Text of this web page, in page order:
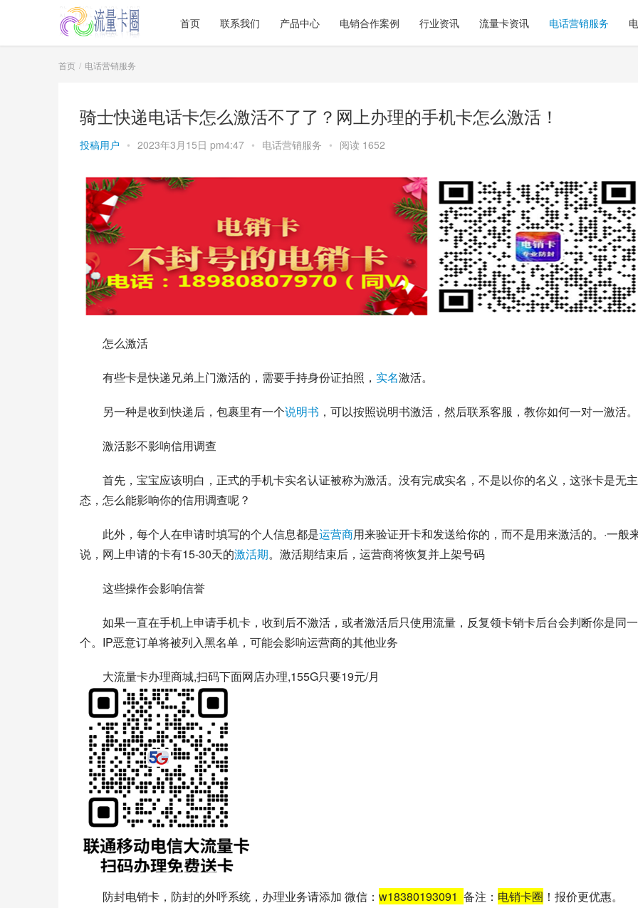
首页 联系我们 产品中心 电销合作案例 行业资讯 流量卡资讯 电话营销服务
首页 电话营销服务
骑士快递电话卡怎么激活不了了？网上办理的手机卡怎么激活！
投稿用户 • 2023年3月15日 pm4:47 • 电话营销服务 • 阅读 1652
怎么激活
有些卡是快递兄弟上门激活的，需要手持身份证拍照， 实名激活。
另一种是收到快递后，包裹里有一个说明书 ，可以按照说明书激活，然后联系客服，教你如何一对一激活。
激活影不影响信用调查
首先，宝宝应该明白，正式的手机卡实名认证被称为激活。没有完成实名，不是以你的名义，这张卡是无
态，怎么能影响你的信用调查呢？
此外，每个人在申请时填写的个人信息都是运营商用来验证开卡和发送给你的，而不是用来激活的。·一般
说，网上申请的卡有15-30天的激活期。激活期结束后，运营商将恢复并上架号码
这些操作会影响信誉
如果一直在手机上申请手机卡，收到后不激活，或者激活后只使用流量，反复领卡销卡后台会判断你是同一
个。IP恶意订单将被列入黑名单，可能会影响运营商的其他业务
大流量卡办理商城,扫码下面网店办理,155G只要19元/月
防封电销卡，防封的外呼系统，办理业务请添加 微信： w18380193091 备注： 电销卡圈 ！报价更优惠。